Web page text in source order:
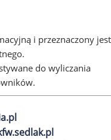
i przeznaczony jest
do wyliczania